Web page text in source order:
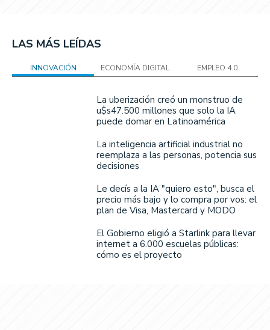
LAS MÁS LEÍDAS
INNOVACIÓN ECONOMÍA DIGITAL EMPLEO 4.0
La uberización creó un monstruo de
u$s47.500 millones que solo la IA
puede domar en Latinoamérica
La inteligencia artificial industrial no
reemplaza a las personas, potencia sus
decisiones
Le decís a la IA "quiero esto", busca el
precio más bajo y lo compra por vos: el
plan de Visa, Mastercard y MODO
El Gobierno eligió a Starlink para llevar
internet a 6.000 escuelas públicas:
cómo es el proyecto